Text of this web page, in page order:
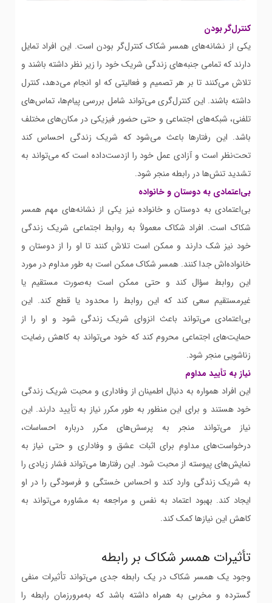
کنترل‌گر بودن
یکی از نشانه‌های همسر شکاک کنترل‌گر بودن است. این افراد تمایل
دارند که تمامی جنبه‌های زندگی شریک خود را زیر نظر داشته باشند و
تلاش می‌کنند تا بر هر تصمیم و فعالیتی که او انجام می‌دهد، کنترل
داشته باشند. این کنترل‌گری می‌تواند شامل بررسی پیام‌ها، تماس‌های
تلفنی، شبکه‌های اجتماعی و حتی حضور فیزیکی در مکان‌های مختلف
باشد. این رفتارها باعث می‌شود که شریک زندگی احساس کند
تحت‌نظر است و آزادی عمل خود را ازدست‌داده است که می‌تواند به
تشدید تنش‌ها در رابطه منجر شود.
بی‌اعتمادی به دوستان و خانواده
بی‌اعتمادی به دوستان و خانواده نیز یکی از نشانه‌های مهم همسر
شکاک است. افراد شکاک معمولاً به روابط اجتماعی شریک زندگی
خود نیز شک دارند و ممکن است تلاش کنند تا او را از دوستان و
خانواده‌اش جدا کنند. همسر شکاک ممکن است به طور مداوم در مورد
این روابط سؤال کند و حتی ممکن است به‌صورت مستقیم یا
غیرمستقیم سعی کند که این روابط را محدود یا قطع کند. این
بی‌اعتمادی می‌تواند باعث انزوای شریک زندگی شود و او را از
حمایت‌های اجتماعی محروم کند که خود می‌تواند به کاهش رضایت
زناشویی منجر شود.
نیاز به تأیید مداوم
این افراد همواره به دنبال اطمینان از وفاداری و محبت شریک زندگی
خود هستند و برای این منظور به طور مکرر نیاز به تأیید دارند. این
نیاز می‌تواند منجر به پرسش‌های مکرر درباره احساسات،
درخواست‌های مداوم برای اثبات عشق و وفاداری و حتی نیاز به
نمایش‌های پیوسته از محبت شود. این رفتارها می‌تواند فشار زیادی را
به شریک زندگی وارد کند و احساس خستگی و فرسودگی را در او
ایجاد کند. بهبود اعتماد به نفس و مراجعه به مشاوره می‌تواند به
کاهش این نیازها کمک کند.
تأثیرات همسر شکاک بر رابطه
وجود یک همسر شکاک در یک رابطه جدی می‌تواند تأثیرات منفی
گسترده و مخربی به همراه داشته باشد که به‌مرورزمان رابطه را